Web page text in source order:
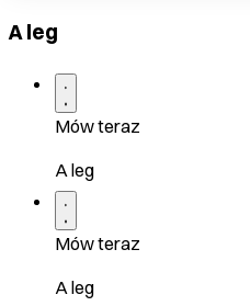
A leg
Mów teraz
A leg
Mów teraz
A leg